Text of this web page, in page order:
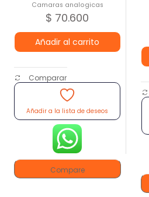
Camaras analogicas
$ 70.600
Añadir al carrito
Comparar
Añadir a la lista de deseos
Compare